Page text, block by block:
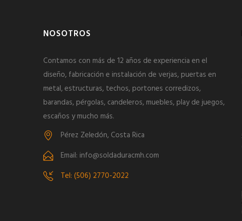
NOSOTROS
Contamos con más de 12 años de experiencia en el
diseño, fabricación e instalación de verjas, puertas en
metal, estructuras, techos, portones corredizos,
barandas, pérgolas, candeleros, muebles, play de juegos,
escaños y mucho más.
Pérez Zeledón, Costa Rica
Email: info@soldaduracmh.com
Tel: (506) 2770-2022